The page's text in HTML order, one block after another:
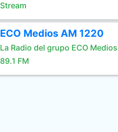
Stream
ECO Medios AM 1220
La Radio del grupo ECO Medios
89.1 FM